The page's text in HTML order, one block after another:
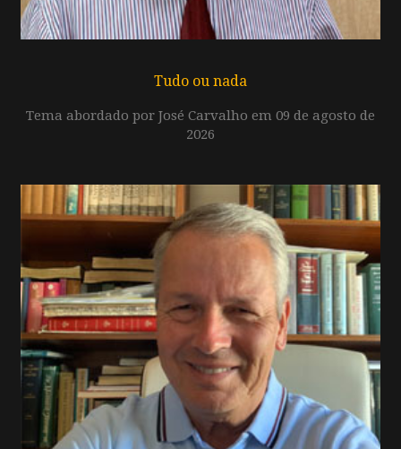
Tudo ou nada
Tema abordado por José Carvalho em 09 de agosto de
2026